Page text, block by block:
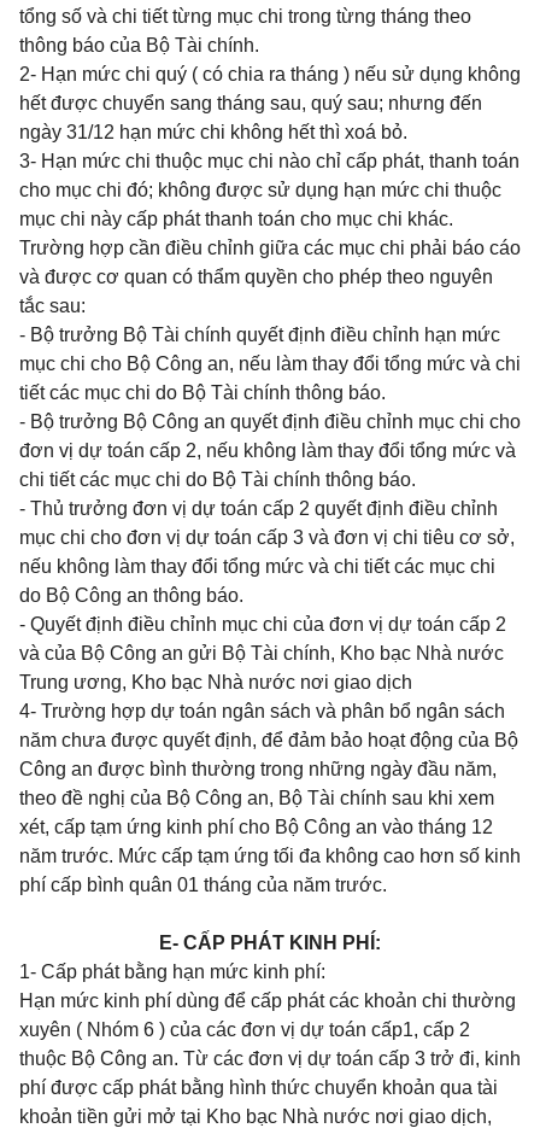
tổng số và chi tiết từng mục chi trong từng tháng theo
thông báo của Bộ Tài chính.
2- Hạn mức chi quý ( có chia ra tháng ) nếu sử dụng không
hết được chuyển sang tháng sau, quý sau; nhưng đến
ngày 31/12 hạn mức chi không hết thì xoá bỏ.
3- Hạn mức chi thuộc mục chi nào chỉ cấp phát, thanh toán
cho mục chi đó; không được sử dụng hạn mức chi thuộc
mục chi này cấp phát thanh toán cho mục chi khác.
Trường hợp cần điều chỉnh giữa các mục chi phải báo cáo
và được cơ quan có thẩm quyền cho phép theo nguyên
tắc sau:
- Bộ trưởng Bộ Tài chính quyết định điều chỉnh hạn mức
mục chi cho Bộ Công an, nếu làm thay đổi tổng mức và chi
tiết các mục chi do Bộ Tài chính thông báo.
- Bộ trưởng Bộ Công an quyết định điều chỉnh mục chi cho
đơn vị dự toán cấp 2, nếu không làm thay đổi tổng mức và
chi tiết các mục chi do Bộ Tài chính thông báo.
- Thủ trưởng đơn vị dự toán cấp 2 quyết định điều chỉnh
mục chi cho đơn vị dự toán cấp 3 và đơn vị chi tiêu cơ sở,
nếu không làm thay đổi tổng mức và chi tiết các mục chi
do Bộ Công an thông báo.
- Quyết định điều chỉnh mục chi của đơn vị dự toán cấp 2
và của Bộ Công an gửi Bộ Tài chính, Kho bạc Nhà nước
Trung ương, Kho bạc Nhà nước nơi giao dịch
4- Trường hợp dự toán ngân sách và phân bổ ngân sách
năm chưa được quyết định, để đảm bảo hoạt động của Bộ
Công an được bình thường trong những ngày đầu năm,
theo đề nghị của Bộ Công an, Bộ Tài chính sau khi xem
xét, cấp tạm ứng kinh phí cho Bộ Công an vào tháng 12
năm trước. Mức cấp tạm ứng tối đa không cao hơn số kinh
phí cấp bình quân 01 tháng của năm trước.
E- CẤP PHÁT KINH PHÍ:
1- Cấp phát bằng hạn mức kinh phí:
Hạn mức kinh phí dùng để cấp phát các khoản chi thường
xuyên ( Nhóm 6 ) của các đơn vị dự toán cấp1, cấp 2
thuộc Bộ Công an. Từ các đơn vị dự toán cấp 3 trở đi, kinh
phí được cấp phát bằng hình thức chuyển khoản qua tài
khoản tiền gửi mở tại Kho bạc Nhà nước nơi giao dịch,